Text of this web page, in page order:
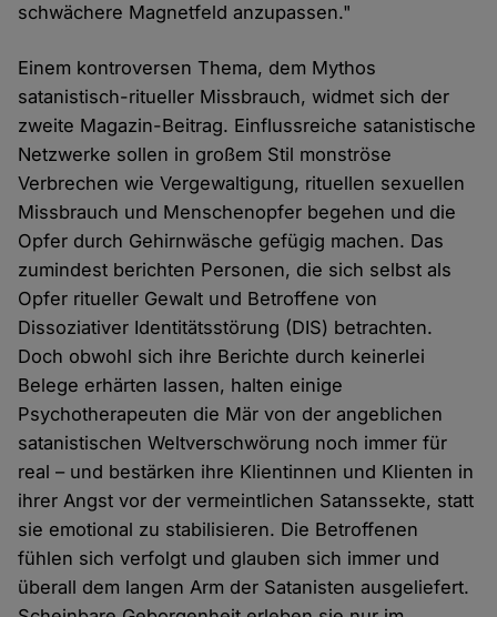
schwächere Magnetfeld anzupassen."
Einem kontroversen Thema, dem Mythos
satanistisch-ritueller Missbrauch, widmet sich der
zweite Magazin-Beitrag. Einflussreiche satanistische
Netzwerke sollen in großem Stil monströse
Verbrechen wie Vergewaltigung, rituellen sexuellen
Missbrauch und Menschenopfer begehen und die
Opfer durch Gehirnwäsche gefügig machen. Das
zumindest berichten Personen, die sich selbst als
Opfer ritueller Gewalt und Betroffene von
Dissoziativer Identitätsstörung (DIS) betrachten.
Doch obwohl sich ihre Berichte durch keinerlei
Belege erhärten lassen, halten einige
Psychotherapeuten die Mär von der angeblichen
satanistischen Weltverschwörung noch immer für
real – und bestärken ihre Klientinnen und Klienten in
ihrer Angst vor der vermeintlichen Satanssekte, statt
sie emotional zu stabilisieren. Die Betroffenen
fühlen sich verfolgt und glauben sich immer und
überall dem langen Arm der Satanisten ausgeliefert.